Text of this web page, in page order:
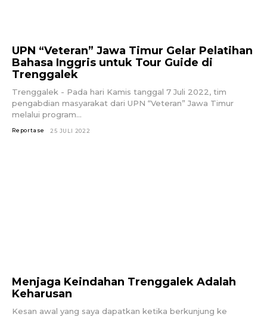
UPN “Veteran” Jawa Timur Gelar Pelatihan
Bahasa Inggris untuk Tour Guide di
Trenggalek
Trenggalek - Pada hari Kamis tanggal 7 Juli 2022, tim
pengabdian masyarakat dari UPN “Veteran” Jawa Timur
melalui program...
Reportase 25 JULI 2022
Menjaga Keindahan Trenggalek Adalah
Keharusan
Kesan awal yang saya dapatkan ketika berkunjung ke